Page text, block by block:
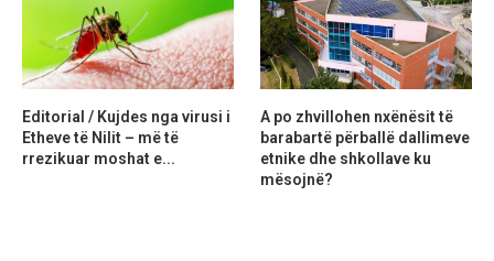
Editorial / Kujdes nga virusi i
Etheve të Nilit – më të
rrezikuar moshat e...
A po zhvillohen nxënësit të
barabartë përballë dallimeve
etnike dhe shkollave ku
mësojnë?